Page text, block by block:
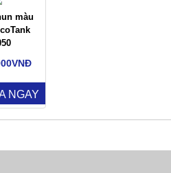
màu
NGAY